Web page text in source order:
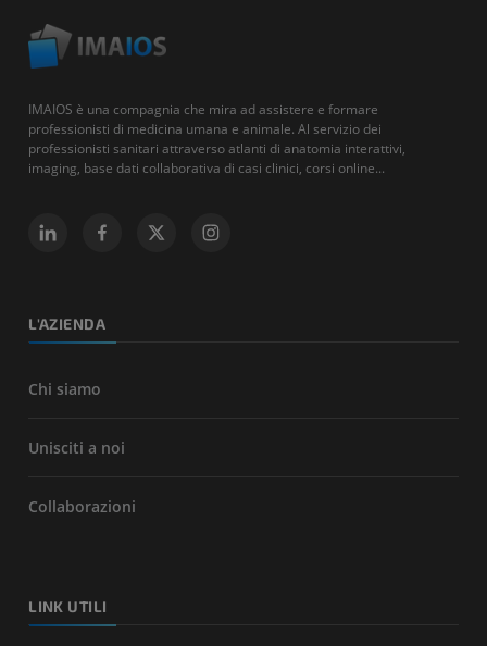
IMAIOS è una compagnia che mira ad assistere e formare
professionisti di medicina umana e animale. Al servizio dei
professionisti sanitari attraverso atlanti di anatomia interattivi,
imaging, base dati collaborativa di casi clinici, corsi online...
L'AZIENDA
Chi siamo
Unisciti a noi
Collaborazioni
LINK UTILI